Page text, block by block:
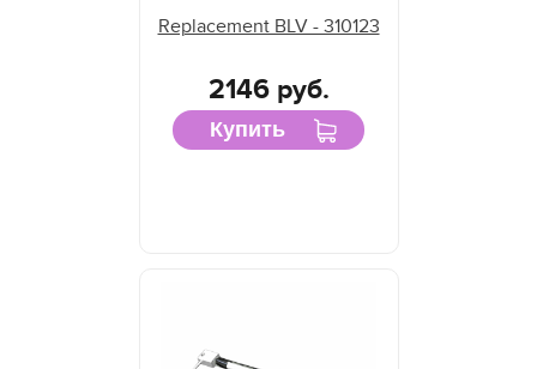
Replacement BLV - 310123
2146 руб.
Купить